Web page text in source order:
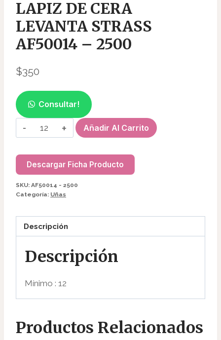
LAPIZ DE CERA
LEVANTA STRASS
AF50014 – 2500
$350
Consultar!
LAPIZ
DE
LEVANTA
STRASS
AF50014
2500
cantidad
Añadir Al Carrito
Descargar Ficha Producto
SKU: AF50014 - 2500
Categoría: Uñas
Descripción
Descripción
Mínimo : 12
Productos Relacionados